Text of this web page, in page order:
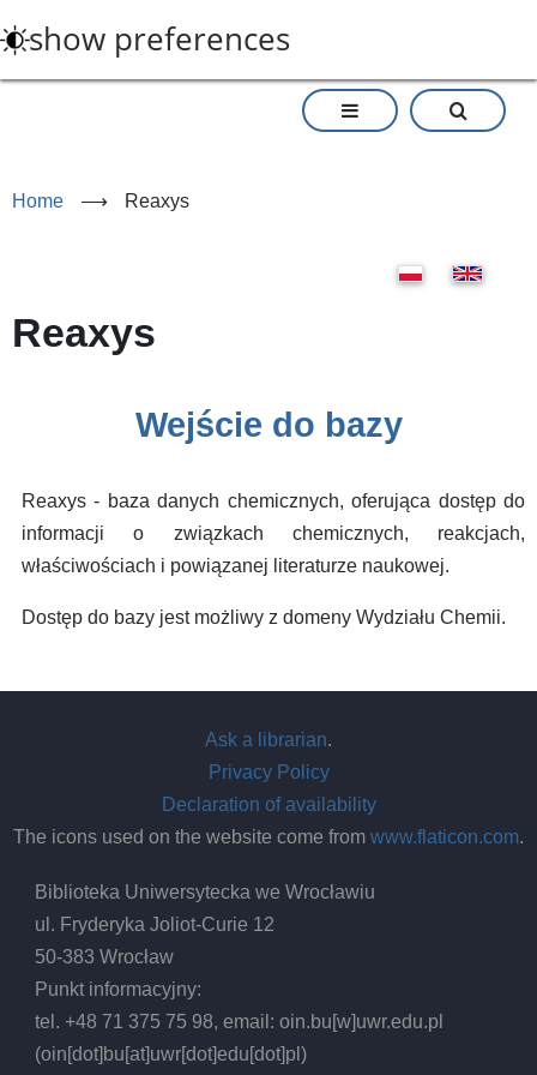
to
main
show preferences
Home ⟶ Reaxys
Reaxys
Wejście do bazy
Reaxys - baza danych chemicznych, oferująca dostęp do
informacji o związkach chemicznych, reakcjach,
właściwościach i powiązanej literaturze naukowej.
Dostęp do bazy jest możliwy z domeny Wydziału Chemii.
Ask a librarian.
Privacy Policy
Declaration of availability
The icons used on the website come from www.flaticon.com.
Biblioteka Uniwersytecka we Wrocławiu
ul. Fryderyka Joliot-Curie 12
50-383 Wrocław
Punkt informacyjny:
tel. +48 71 375 75 98, email:oin.bu[w]uwr.edu.pl
(oin[dot]bu[at]uwr[dot]edu[dot]pl)